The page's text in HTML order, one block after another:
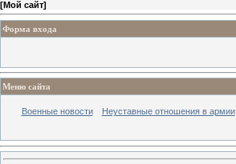
[Мой сайт]
Форма входа
Меню сайта
Военные новости Неуставные отношения в армии